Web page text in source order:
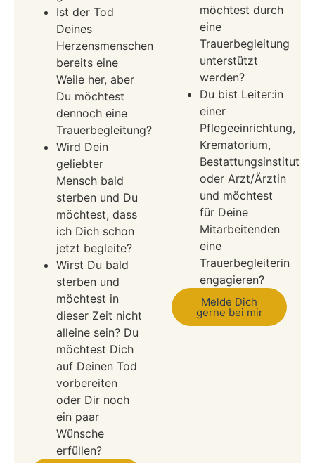
Ist der Tod
Deines
Herzensmenschen
bereits eine
Weile her, aber
Du möchtest
dennoch eine
Trauerbegleitung?
Wird Dein
geliebter
Mensch bald
sterben und Du
möchtest, dass
ich Dich schon
jetzt begleite?
Wirst Du bald
sterben und
möchtest in
dieser Zeit nicht
alleine sein? Du
möchtest Dich
auf Deinen Tod
vorbereiten
oder Dir noch
ein paar
Wünsche
erfüllen?
möchtest durch
eine
Trauerbegleitung
unterstützt
werden?
Du bist Leiter:in
einer
Pflegeeinrichtung,
Krematorium,
Bestattungsinstitut
oder Arzt/Ärztin
und möchtest
für Deine
Mitarbeitenden
eine
Trauerbegleiterin
engagieren?
Melde Dich
gerne bei mir